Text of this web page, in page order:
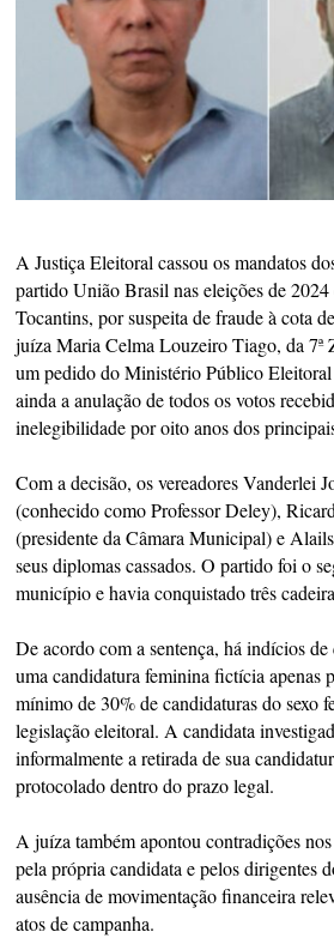
A Justiça Eleitoral cassou os mandatos
partido União Brasil nas eleições de 2024
Tocantins, por suspeita de fraude à cota
juíza Maria Celma Louzeiro Tiago, da 7ª
um pedido do Ministério Público
ainda a anulação de todos os votos
inelegibilidade por oito anos dos
Com a decisão, os vereadores Vanderlei
(conhecido como Professor Deley),
(presidente da Câmara Municipal) e
seus diplomas cassados. O partido foi o
município e havia conquistado três
De acordo com a sentença, há indícios
uma candidatura feminina fictícia apenas
mínimo de 30% de candidaturas do sexo
legislação eleitoral. A candidata
informalmente a retirada de sua
protocolado dentro do prazo legal.
A juíza também apontou contradições
pela própria candidata e pelos dirigentes
ausência de movimentação financeira
atos de campanha.